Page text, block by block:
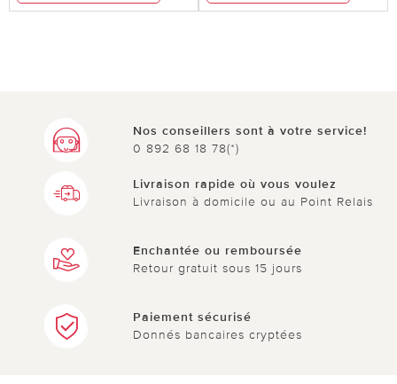
Nos conseillers sont à votre service!
0 892 68 18 78(*)
Livraison rapide où vous voulez
Livraison à domicile ou au Point Relais
Enchantée ou remboursée
Retour gratuit sous 15 jours
Paiement sécurisé
Donnés bancaires cryptées